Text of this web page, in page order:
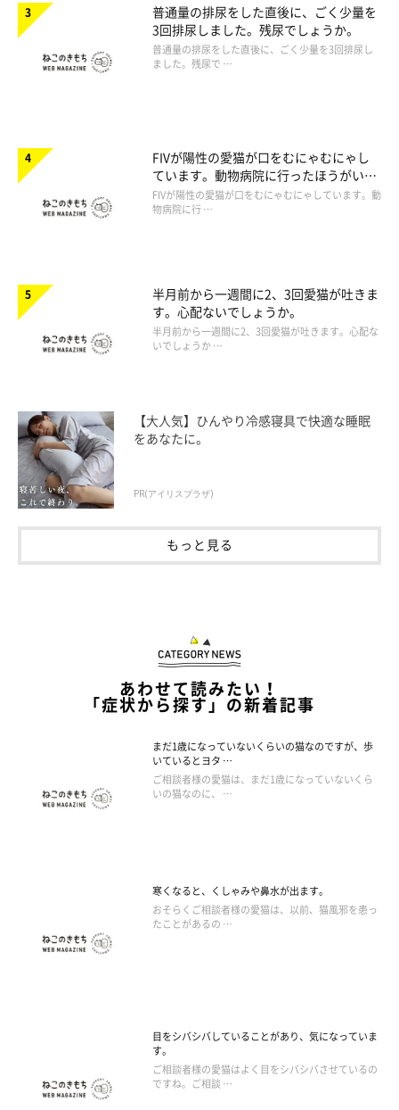
普通量の排尿をした直後に、ごく少量を
3回排尿しました。残尿でしょうか。
普通量の排尿をした直後に、ごく少量を3回排尿し
ました。残尿で …
FIVが陽性の愛猫が口をむにゃむにゃし
ています。動物病院に行ったほうがいい
ですか。
FIVが陽性の愛猫が口をむにゃむにゃしています。動
物病院に行 …
半月前から一週間に2、3回愛猫が吐きま
す。心配ないでしょうか。
半月前から一週間に2、3回愛猫が吐きます。心配な
いでしょうか …
【大人気】ひんやり冷感寝具で快適な睡眠
をあなたに。
PR(アイリスプラザ)
もっと見る
あわせて読みたい！
「症状から探す」の新着記事
まだ1歳になっていないくらいの猫なのですが、歩
いているとヨタ …
ご相談者様の愛猫は、まだ1歳になっていないくら
いの猫なのに、 …
寒くなると、くしゃみや鼻水が出ます。
おそらくご相談者様の愛猫は、以前、猫風邪を患っ
たことがあるの …
目をシバシバしていることがあり、気になっていま
す。
ご相談者様の愛猫はよく目をシバシバさせているの
ですね。ご相談 …